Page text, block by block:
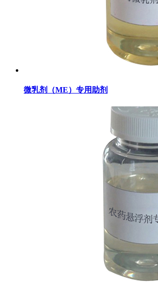
微乳剂（ME）专用助剂